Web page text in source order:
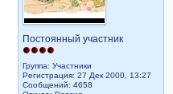
Постоянный участник
Группа: Участники
Регистрация: 27 Дек 2000, 13:27
Сообщений: 4658